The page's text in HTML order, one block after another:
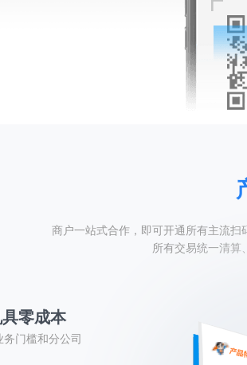
商户一站式合作，即可开通所有主流
所有交易统一清算
零成本
门槛和分公司